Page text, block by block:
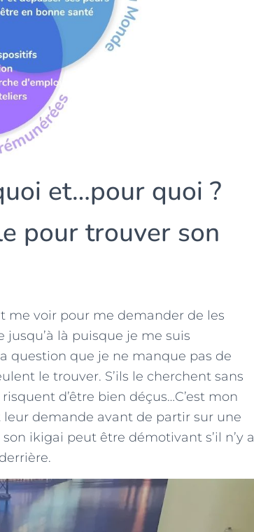
et…pour quoi ?
pour trouver son
me voir pour me demander de les
jusqu’à là puisque je me suis
question que je ne manque pas de
le trouver. S’ils le cherchent sans
d’être bien déçus…C’est mon
demande avant de partir sur une
ikigai peut être démotivant s’il n’y a